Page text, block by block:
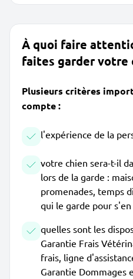
À quoi faire
faites garder votre
Plusieurs critères
compte :
l'expérience de la
votre chien sera-t-il
lors de la garde :
promenades, temps
qui le garde pour s'en
quelles sont les
Garantie Frais
frais, ligne
Garantie Dommages